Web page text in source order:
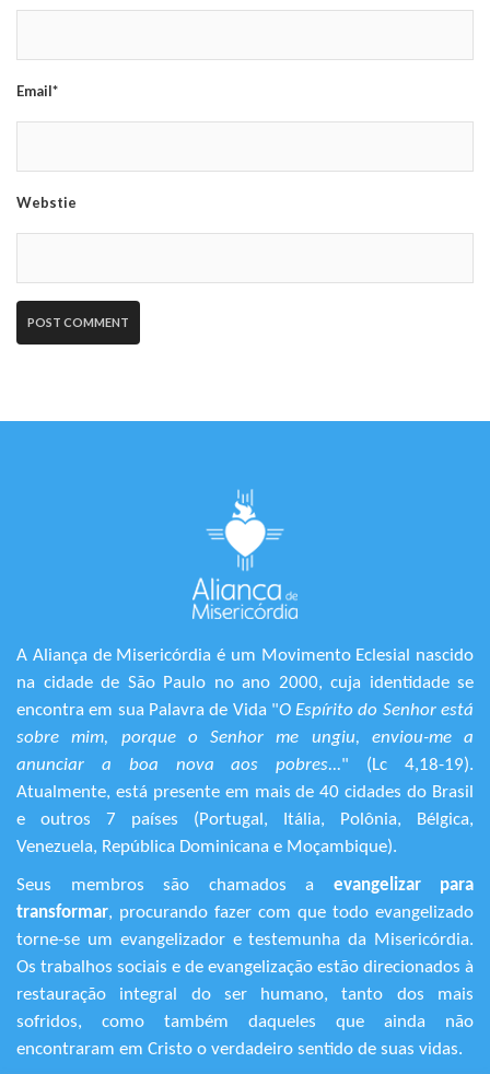
Email*
Webstie
A Aliança de Misericórdia é um Movimento Eclesial nascido
na cidade de São Paulo no ano 2000, cuja identidade se
encontra em sua Palavra de Vida "O Espírito do Senhor está
sobre mim, porque o Senhor me ungiu, enviou-me a
anunciar a boa nova aos pobres..." (Lc 4,18-19).
Atualmente, está presente em mais de 40 cidades do Brasil
e outros 7 países (Portugal, Itália, Polônia, Bélgica,
Venezuela, República Dominicana e Moçambique).
Seus membros são chamados a evangelizar para
transformar, procurando fazer com que todo evangelizado
torne-se um evangelizador e testemunha da Misericórdia.
Os trabalhos sociais e de evangelização estão direcionados à
restauração integral do ser humano, tanto dos mais
sofridos, como também daqueles que ainda não
encontraram em Cristo o verdadeiro sentido de suas vidas.